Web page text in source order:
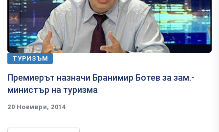
ТУРИЗЪМ
Премиерът назначи Бранимир Ботев за зам.-
министър на туризма
20 Ноември, 2014